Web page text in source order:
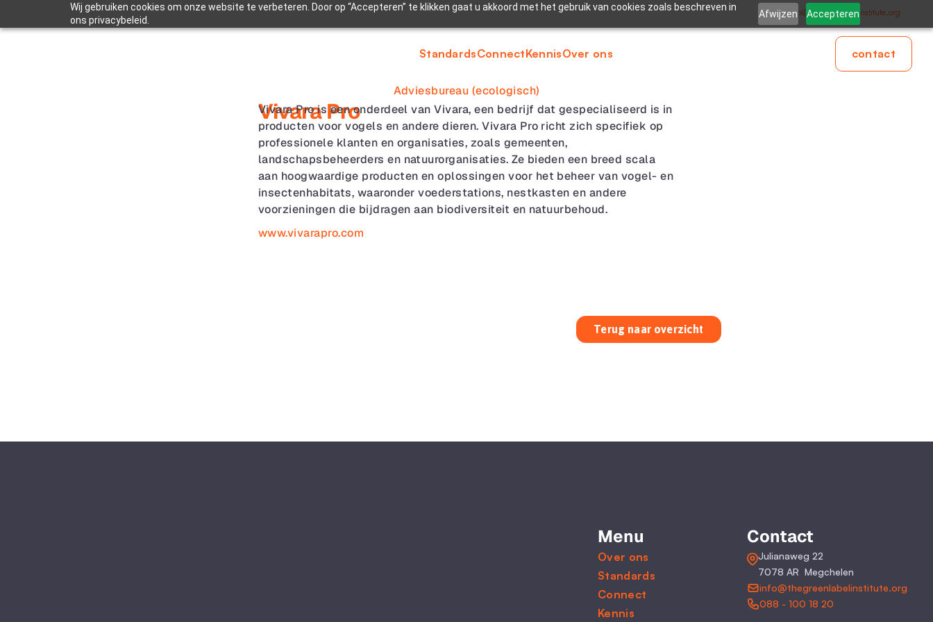
Wij gebruiken cookies om onze website te verbeteren. Door op “Accepteren” te klikken gaat u akkoord met het gebruik van cookies zoals beschreven in
ons privacybeleid.
Afwijzen Accepteren
info@thegreenlabelinstitute.org
StandardsConnectKennisOver ons contact
Adviesbureau (ecologisch)
Vivara Pro
Vivara Pro is een onderdeel van Vivara, een bedrijf dat gespecialiseerd is in
producten voor vogels en andere dieren. Vivara Pro richt zich specifiek op
professionele klanten en organisaties, zoals gemeenten,
landschapsbeheerders en natuurorganisaties. Ze bieden een breed scala
aan hoogwaardige producten en oplossingen voor het beheer van vogel- en
insectenhabitats, waaronder voederstations, nestkasten en andere
voorzieningen die bijdragen aan biodiversiteit en natuurbehoud.
www.vivarapro.com
Terug naar overzicht
Menu
Over ons
Standards
Connect
Kennis
Contact
Julianaweg 22
7078 AR  Megchelen
info@thegreenlabelinstitute.org
088 - 100 18 20